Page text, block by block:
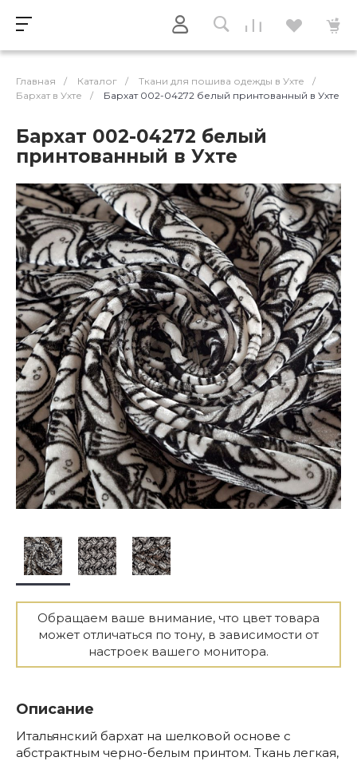
Главная / Каталог / Ткани для пошива одежды в Ухте
/
Бархат в Ухте
/ Бархат 002-04272 белый принтованный в Ухте
Бархат 002-04272 белый
принтованный в Ухте
Обращаем ваше внимание, что цвет товара
может отличаться по тону, в зависимости от
настроек вашего монитора.
Описание
Итальянский бархат на шелковой основе с
абстрактным черно-белым принтом. Ткань легкая,